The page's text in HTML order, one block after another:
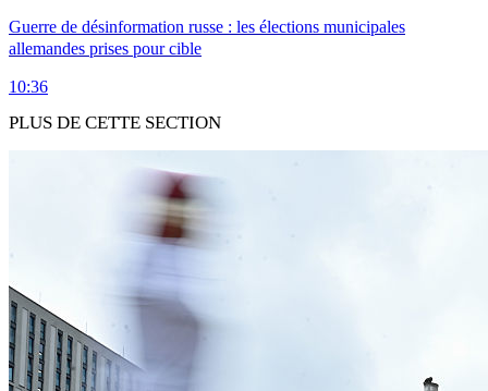
Guerre de désinformation russe : les élections municipales
allemandes prises pour cible
10:36
PLUS DE CETTE SECTION